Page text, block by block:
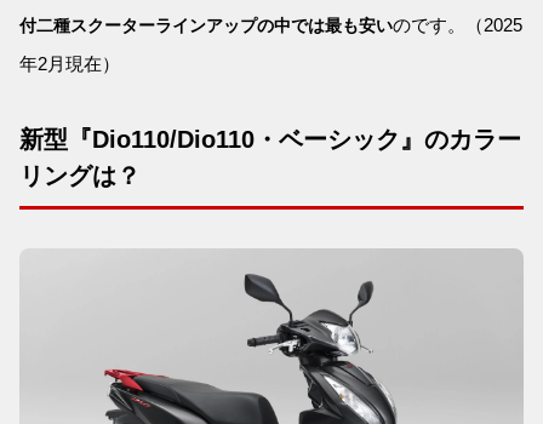
付二種スクーターラインアップの中では最も安いのです。（2025
年2月現在）
新型『Dio110/Dio110・ベーシック』のカラー
リングは？